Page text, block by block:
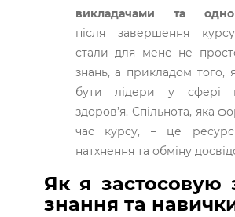
викладачами та
після завершення
стали для мене не
знань, а прикладом того,
бути лідери у сфері
здоров’я. Спільнота, яка
час курсу, – це ресурс
натхнення та обміну
Як я застосовую
знання та